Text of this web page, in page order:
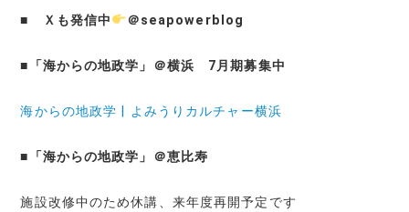
■ Ｘも発信中 ＠seapowerblog
■ 「海からの地政学」＠横浜 7月期募集中
海からの地政学 | よみうりカルチャー横浜
■ 「海からの地政学」＠恵比寿
施設改修中のため休講、来年度再開予定です